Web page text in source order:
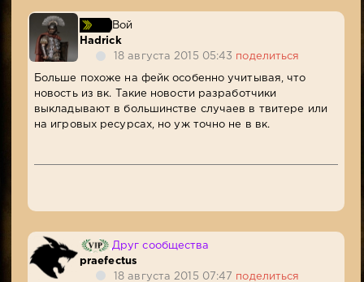
Вой
Hadrick
18 августа 2015 05:43 поделиться
Больше похоже на фейк особенно учитывая, что
новость из вк. Такие новости разработчики
выкладывают в большинстве случаев в твитере или
на игровых ресурсах, но уж точно не в вк.
Друг сообщества
praefectus
18 августа 2015 07:47 поделиться